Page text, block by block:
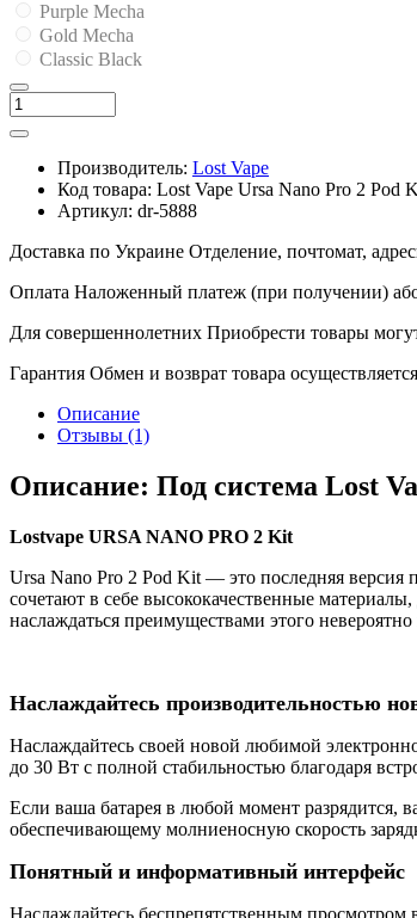
Purple Mecha
Gold Mecha
Classic Black
Производитель: Lost Vape
Код товара: Lost Vape Ursa Nano Pro 2 Pod
Артикул: dr-5888
Доставка по Украине Отделение, почтомат,
Оплата Наложенный платеж (при получении)
Для совершеннолетних Приобрести товары
Гарантия Обмен и возврат товара
Описание
Отзывы (1)
Описание: Под система Lost
Lostvape URSA NANO PRO 2 Kit
Ursa Nano Pro 2 Pod Kit — это последняя
сочетают в себе высококачественные
наслаждаться преимуществами этого
Наслаждайтесь производительностью
Наслаждайтесь своей новой любимой
до 30 Вт с полной стабильностью благодаря
Если ваша батарея в любой момент разрядится,
обеспечивающему молниеносную скорость
Понятный и информативный интерфейс